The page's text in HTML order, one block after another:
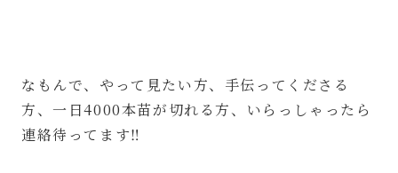
なもんで、やって見たい方、手伝ってくださる
方、一日4000本苗が切れる方、いらっしゃったら
連絡待ってます‼︎